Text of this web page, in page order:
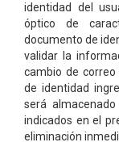
identidad del
óptico de
documento de
validar la
cambio de correo
de identidad
será
indicados en el
eliminación